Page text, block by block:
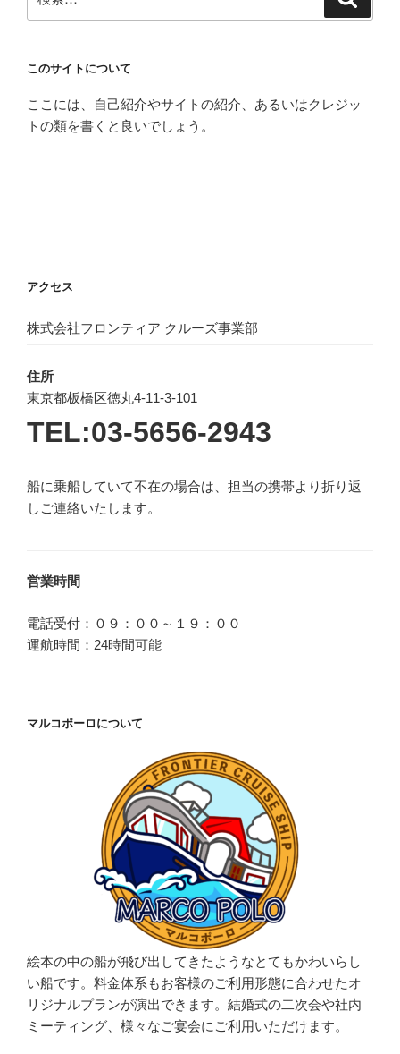
索:
このサイトについて
ここには、自己紹介やサイトの紹介、あるいはクレジッ
トの類を書くと良いでしょう。
アクセス
株式会社フロンティア クルーズ事業部
住所
東京都板橋区徳丸4-11-3-101
TEL:03-5656-2943
船に乗船していて不在の場合は、担当の携帯より折り返
しご連絡いたします。
営業時間
電話受付：０９：００～１９：００
運航時間：24時間可能
マルコポーロについて
絵本の中の船が飛び出してきたようなとてもかわいらし
い船です。料金体系もお客様のご利用形態に合わせたオ
リジナルプランが演出できます。結婚式の二次会や社内
ミーティング、様々なご宴会にご利用いただけます。